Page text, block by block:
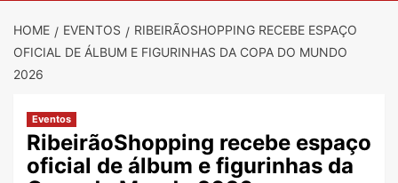
HOME EVENTOS
RIBEIRÃOSHOPPING RECEBE ESPAÇO
OFICIAL DE ÁLBUM E FIGURINHAS DA COPA DO MUNDO
2026
Eventos
RibeirãoShopping recebe espaço
oficial de álbum e figurinhas da